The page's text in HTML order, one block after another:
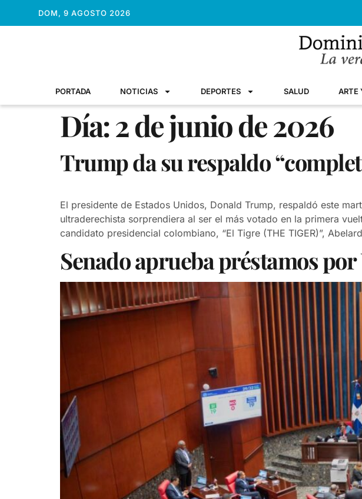
DOM, 9 AGOSTO 2026
PORTADA NOTICIAS DEPORTES SALUD ARTE
Día:2 de junio de 2026
Trump da su respaldo
El presidente de Estados Unidos, Donald Trump, respaldó este
ultraderechista sorprendiera al ser el más votado en la primera
candidato presidencial colombiano, “El Tigre (THE TIGER)”,
Senado aprueba préstamos